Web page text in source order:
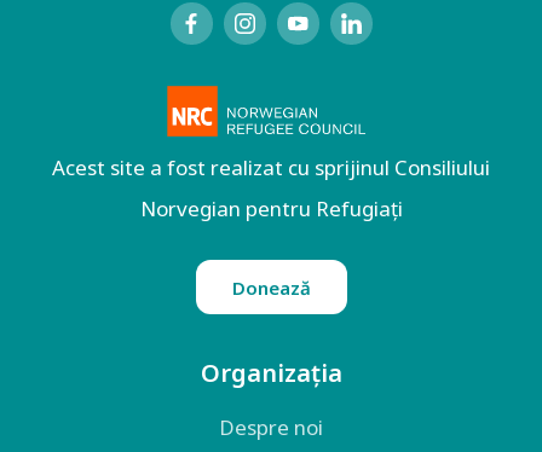
Acest site a fost realizat cu sprijinul Consiliului
Norvegian pentru Refugiați
Donează
Organizația
Despre noi